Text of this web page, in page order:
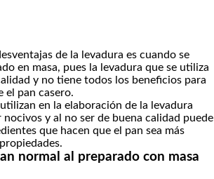
de la levadura es cuando se
en masa, pues la levadura que se utiliza
y no tiene todos los beneficios para
el pan casero.
en la elaboración de la levadura
y al no ser de buena calidad puede
que hacen que el pan sea más
normal al preparado con masa